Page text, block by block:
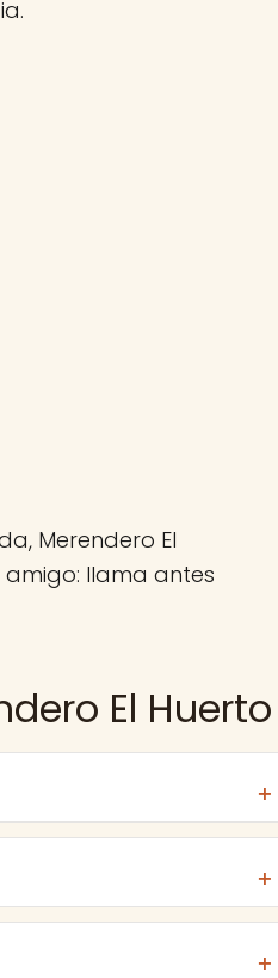
Merendero El
llama antes
El Huerto